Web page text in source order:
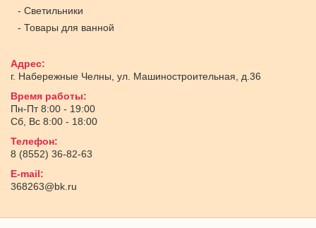
- Светильники
- Товары для ванной
Адрес:
г. Набережные Челны ул. Машиностроительная, д.36
Время работы:
Пн-Пт 8:00 - 19:00
Сб, Вс 8:00 - 18:00
Телефон:
8 (8552) 36-82-63
E-mail:
368263@bk.ru